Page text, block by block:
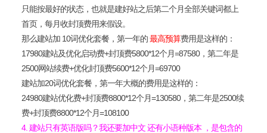
只能按最好的状态，也就是建好站之后第二个月全部关键词都上
首页，每月收封顶费用来假设。
那么建站加 10词优化套餐，第一年的最高预算费用是这样的：
17980建站及优化启动费+封顶费5800*12个月=87580，第二年是
2500网站续费+优化封顶费5600*12个月=69700
建站加20词优化套餐，第一年大概的费用是这样的：
24980建站优化费+封顶费8800*12个月=130580，第二年是2500续
费+封顶费8800*12个月=108100
4. 建站只有英语版吗？我还要加中文 还有小语种版本 ，是包含的